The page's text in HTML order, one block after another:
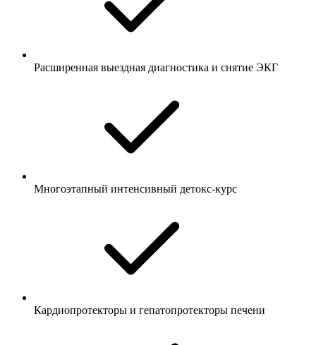
Расширенная выездная диагностика и снятие ЭКГ
Многоэтапный интенсивный детокс-курс
Кардиопротекторы и гепатопротекторы печени